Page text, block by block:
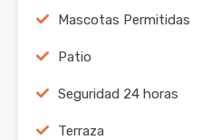
Mascotas Permitidas
Patio
Seguridad 24 horas
Terraza